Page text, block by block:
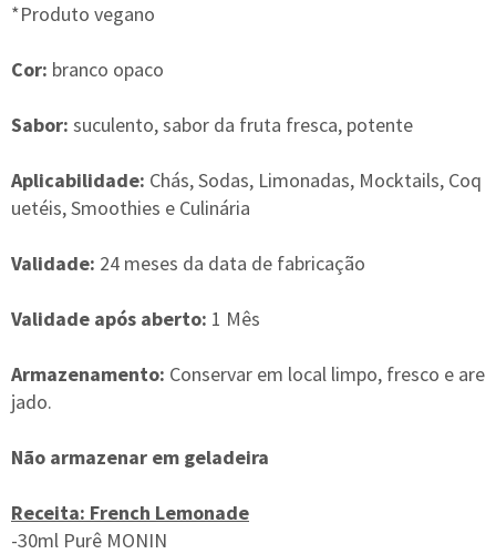
*Produto vegano
Cor: branco opaco
Sabor: suculento, sabor da fruta fresca, potente
Aplicabilidade: Chás, Sodas, Limonadas, Mocktails, Coq
uetéis, Smoothies e Culinária
Validade: 24 meses da data de fabricação
Validade após aberto: 1 Mês
Armazenamento: Conservar em local limpo, fresco e are
jado.
Não armazenar em geladeira
Receita: French Lemonade
-30ml Purê MONIN